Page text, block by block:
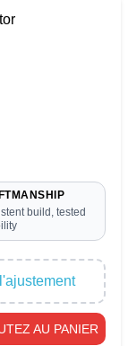
build, tested
AU PANIER